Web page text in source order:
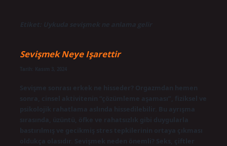
Etiket: Uykuda sevişmek ne anlama gelir
Sevişmek Neye Işarettir
Sevişme sonrası erkek ne hisseder? Orgazmdan hemen
sonra, cinsel aktivitenin “çözümleme aşaması”, fiziksel ve
psikolojik rahatlama aslında hissedilebilir. Bu ayrışma
sırasında, üzüntü, öfke ve rahatsızlık gibi duygularla
bastırılmış ve gecikmiş stres tepkilerinin ortaya çıkması
oldukça olasıdır. Sevişmek neden önemli? Seks, çiftler